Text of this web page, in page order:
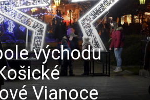
východu
Vianoce